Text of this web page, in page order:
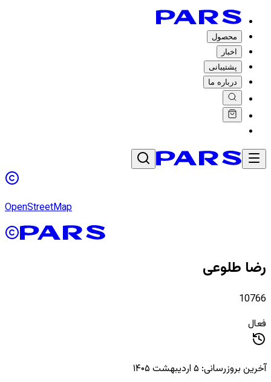
محصول
اخبار
پشتیبانی
درباره ما
OpenStreetMap
رضا طلوعی
10766
فعال
آخرین بروزرسانی: ۵ اردیبهشت ۱۴۰۵